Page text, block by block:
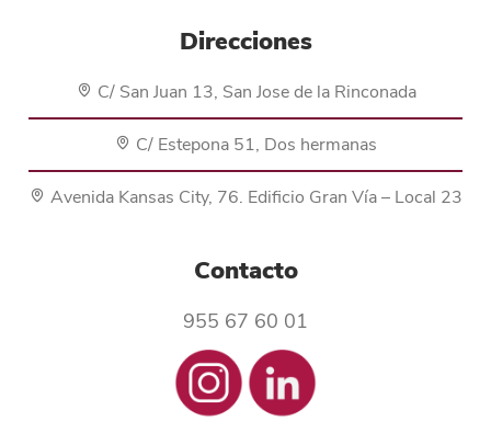
Direcciones
C/ San Juan 13, San Jose de la Rinconada
C/ Estepona 51, Dos hermanas
Avenida Kansas City, 76. Edificio Gran Vía – Local 23
Contacto
955 67 60 01